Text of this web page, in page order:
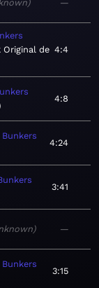
—
Original de 4:4
4:8
4:24
3:41
—
3:15